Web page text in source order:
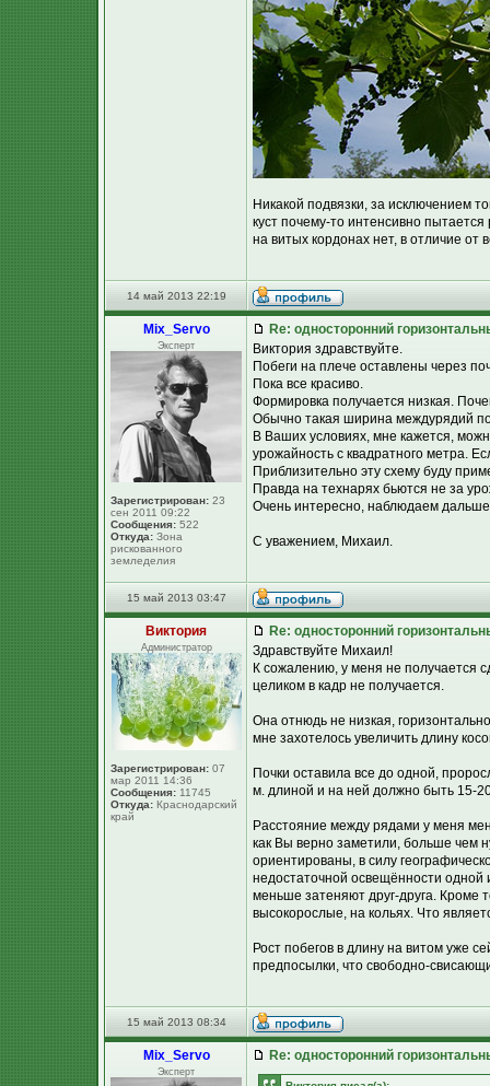
Никакой подвязки, за исключением
куст почему-то интенсивно
на витых кордонах нет, в отличие от
14 май 2013 22:19
Mix_Servo
Эксперт
Зарегистрирован: 23
сен 2011 09:22
Сообщения: 522
Откуда: Зона
рискованного
земледелия
Re: односторонний
Виктория здравствуйте.
Побеги на плече оставлены через
Пока все красиво.
Формировка получается низкая.
Обычно такая ширина междурядий
В Ваших условиях, мне кажется,
урожайность с квадратного метра.
Приблизительно эту схему буду
Правда на технарях бьются не за
Очень интересно, наблюдаем
С уважением, Михаил.
15 май 2013 03:47
Виктория
Администратор
Зарегистрирован: 07
мар 2011 14:36
Сообщения: 11745
Откуда: Краснодарский
край
Re: односторонний
Здравствуйте Михаил!
К сожалению, у меня не получается
целиком в кадр не получается.
Она отнюдь не низкая,
мне захотелось увеличить длину
Почки оставила все до одной,
м. длиной и на ней должно быть 15-
Расстояние между рядами у меня
как Вы верно заметили, больше чем
ориентированы, в силу
недостаточной освещённости
меньше затеняют друг-друга. Кроме
высокорослые, на кольях. Что
Рост побегов в длину на витом уже
предпосылки, что свободно-
15 май 2013 08:34
Mix_Servo
Эксперт
Re: односторонний